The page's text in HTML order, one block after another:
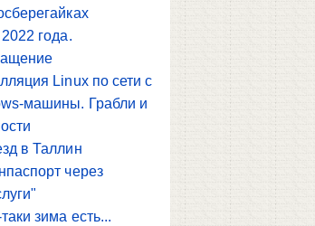
года.
Linux по сети с
машины. Грабли и
в Таллин
через
зима есть...